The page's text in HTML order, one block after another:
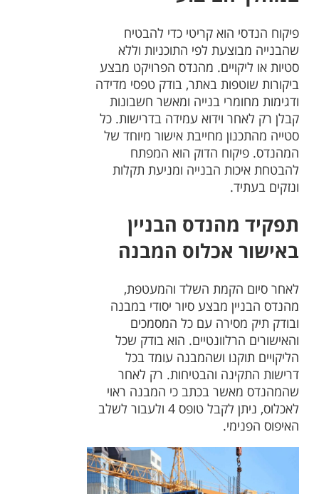
פיקוח הנדסי הוא קריטי כדי להבטיח
שהבנייה מבוצעת לפי התוכניות וללא
סטיות או ליקויים. מהנדס הפרויקט מבצע
ביקורות שוטפות באתר, בודק טפסי מדידה
ודגימות מחומרי בנייה ומאשר חשבונות
קבלן רק לאחר וידוא עמידה בדרישות. כל
סטייה מהתכנון מחייבת אישור מיוחד של
המהנדס. פיקוח הדוק הוא המפתח
להבטחת איכות הבנייה ומניעת תקלות
ונזקים בעתיד.
תפקיד מהנדס הבניין
באישור אכלוס המבנה
לאחר סיום הקמת השלד והמעטפת,
מהנדס הבניין מבצע סיור יסודי במבנה
ובודק תיק מסירה עם כל המסמכים
והאישורים הרלוונטיים. הוא בודק שכל
הליקויים תוקנו ושהמבנה עומד בכל
דרישות התקינה והבטיחות. רק לאחר
שהמהנדס מאשר בכתב כי המבנה ראוי
לאכלוס, ניתן לקבל טופס 4 ולעבור לשלב
האיפוס הפנימי.